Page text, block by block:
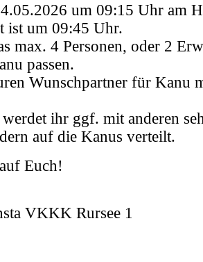
um 09:15 Uhr am
ist um 09:45 Uhr.
max. 4 Personen, oder 2
passen.
Wunschpartner für Kanu
ihr ggf. mit anderen
auf die Kanus verteilt.
Euch!